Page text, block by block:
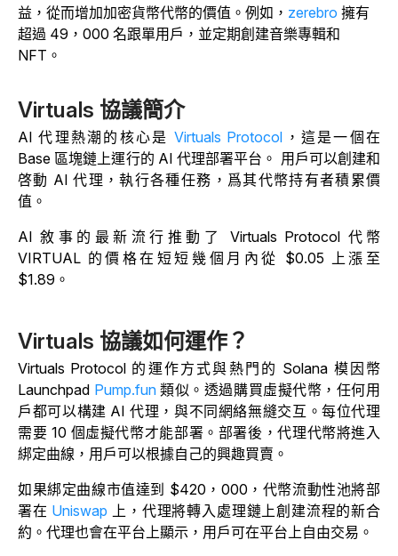
益，從而增加加密貨幣代幣的價值。例如 ， zerebro 擁有
超過 49，000 名跟單用戶，並定期創建音樂專輯和
NFT。
Virtuals 協議簡介
AI 代理熱潮的核心是 Virtuals Protocol ，這是一個在
Base 區塊鏈上運行的 AI 代理部署平台 。 用戶可以創建和
啓動 AI 代理，執行各種任務，爲其代幣持有者積累價
值。
AI 敘事的最新流行推動了 Virtuals Protocol 代幣
VIRTUAL 的價格在短短幾個月內從 $0.05 上漲至
$1.89。
Virtuals 協議如何運作？
Virtuals Protocol 的運作方式與熱門的 Solana 模因幣
Launchpad Pump.fun類似 。透過購買虛擬代幣，任何用
戶都可以構建 AI 代理，與不同網絡無縫交互。每位代理
需要 10 個虛擬代幣才能部署。部署後，代理代幣將進入
綁定曲線，用戶可以根據自己的興趣買賣。
如果綁定曲線市值達到 $420，000，代幣流動性池將部
署在 Uniswap 上 ，代理將轉入處理鏈上創建流程的新合
約。代理也會在平台上顯示，用戶可在平台上自由交易。